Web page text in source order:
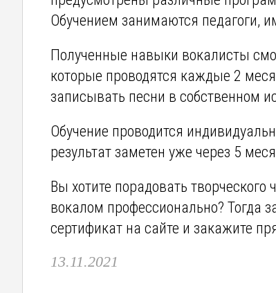
Обучением занимаются педагоги,
Полученные навыки вокалисты
которые проводятся каждые 2
записывать песни в собственном
Обучение проводится
результат заметен уже через 5
Вы хотите порадовать
вокалом профессионально? Тогда
сертификат на сайте и закажите
13.11.2021